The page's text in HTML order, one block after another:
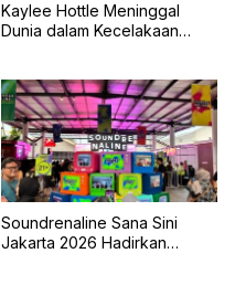
Kaylee Hottle Meninggal
Dunia dalam Kecelakaan
Soundrenaline Sana Sini
Jakarta 2026 Hadirkan